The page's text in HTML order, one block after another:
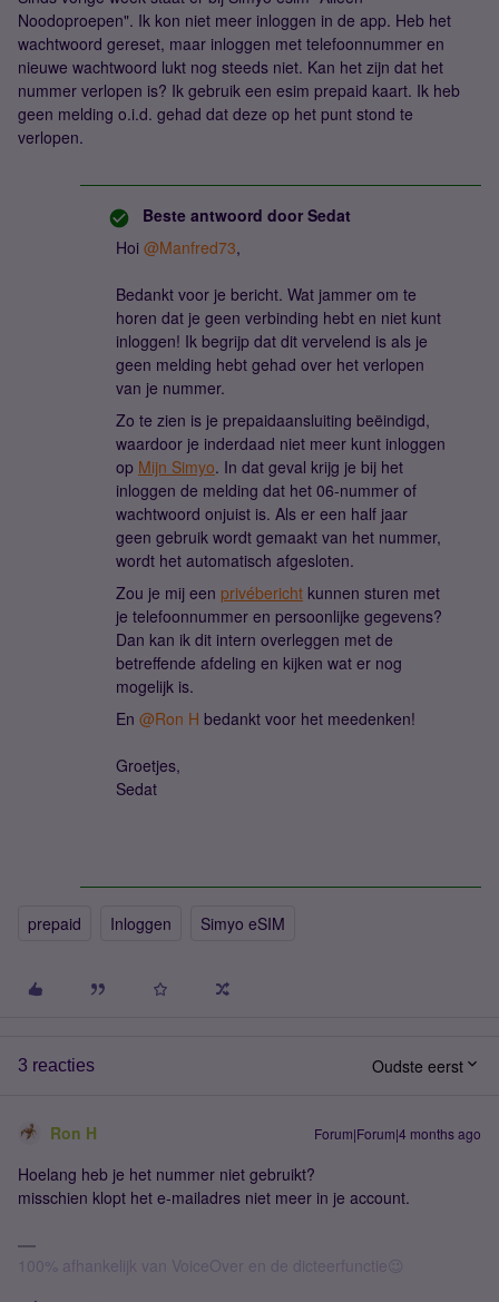
Noodoproepen". Ik kon niet meer inloggen in de app. Heb het
wachtwoord gereset, maar inloggen met telefoonnummer en
nieuwe wachtwoord lukt nog steeds niet. Kan het zijn dat het
nummer verlopen is? Ik gebruik een esim prepaid kaart. Ik heb
geen melding o.i.d. gehad dat deze op het punt stond te
verlopen.
Beste antwoord door Sedat
Hoi ​ @Manfred73,
Bedankt voor je bericht. Wat jammer om te
horen dat je geen verbinding hebt en niet kunt
inloggen! Ik begrijp dat dit vervelend is als je
geen melding hebt gehad over het verlopen
van je nummer.
Zo te zien is je prepaidaansluiting beëindigd,
waardoor je inderdaad niet meer kunt inloggen
op Mijn Simyo. In dat geval krijg je bij het
inloggen de melding dat het 06-nummer of
wachtwoord onjuist is. Als er een half jaar
geen gebruik wordt gemaakt van het nummer,
wordt het automatisch afgesloten.
Zou je mij een privébericht kunnen sturen met
je telefoonnummer en persoonlijke gegevens?
Dan kan ik dit intern overleggen met de
betreffende afdeling en kijken wat er nog
mogelijk is.
En ​ @Ron H bedankt voor het meedenken!
Groetjes,
Sedat
prepaid Inloggen Simyo eSIM
3 reacties Oudste eerst
Ron H Forum|Forum|4 months ago
Hoelang heb je het nummer niet gebruikt?
misschien klopt het e-mailadres niet meer in je account.
100% afhankelijk van VoiceOver en de dicteerfunctie😉